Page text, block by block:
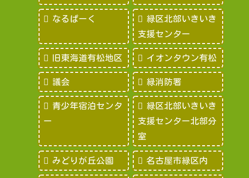
なるぱーく
緑区北部いきいき
支援センター
旧東海道有松地区 イオンタウン有松
議会 緑消防署
青少年宿泊センタ
ー
緑区北部いきいき
支援センター北部分
室
みどりが丘公園 名古屋市緑区内